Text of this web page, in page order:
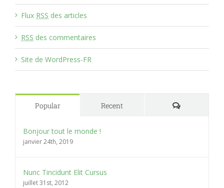
Flux RSS des articles
RSS des commentaires
Site de WordPress-FR
Popular Recent Comments
Bonjour tout le monde !
janvier 24th, 2019
Nunc Tincidunt Elit Cursus
juillet 31st, 2012